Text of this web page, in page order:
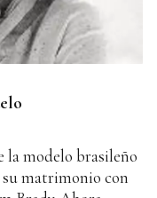
la modelo brasileño
matrimonio con